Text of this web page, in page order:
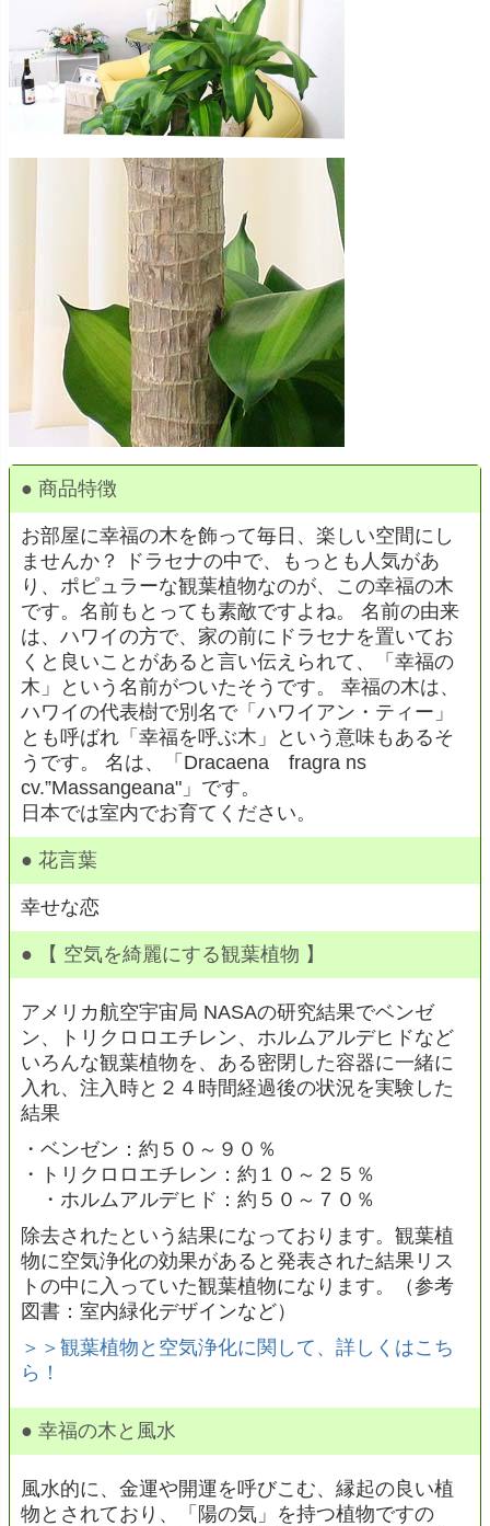
● 商品特徴
お部屋に幸福の木を飾って毎日、楽しい空間にし
ませんか？ ドラセナの中で、もっとも人気があ
り、ポピュラーな観葉植物なのが、この幸福の木
です。名前もとっても素敵ですよね。 名前の由来
は、ハワイの方で、家の前にドラセナを置いてお
くと良いことがあると言い伝えられて、「幸福の
木」という名前がついたそうです。 幸福の木は、
ハワイの代表樹で別名で「ハワイアン・ティー」
とも呼ばれ「幸福を呼ぶ木」という意味もあるそ
うです。 名は、「Dracaena fragra ns
cv.”Massangeana"」です。
日本では室内でお育てください。
● 花言葉
幸せな恋
● 【 空気を綺麗にする観葉植物 】
アメリカ航空宇宙局 NASAの研究結果でベンゼ
ン、トリクロロエチレン、ホルムアルデヒドなど
いろんな観葉植物を、ある密閉した容器に一緒に
入れ、注入時と２４時間経過後の状況を実験した
結果
・ベンゼン：約５０～９０％
・トリクロロエチレン：約１０～２５％
・ホルムアルデヒド：約５０～７０％
除去されたという結果になっております。観葉植
物に空気浄化の効果があると発表された結果リス
トの中に入っていた観葉植物になります。（参考
図書：室内緑化デザインなど）
＞＞観葉植物と空気浄化に関して、詳しくはこち
ら！
● 幸福の木と風水
風水的に、金運や開運を呼びこむ、縁起の良い植
物とされており、「陽の気」を持つ植物ですの